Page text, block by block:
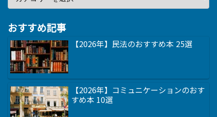
おすすめ記事
【2026年】民法のおすすめ本 25選
【2026年】コミュニケーションのおす
すめ本 10選